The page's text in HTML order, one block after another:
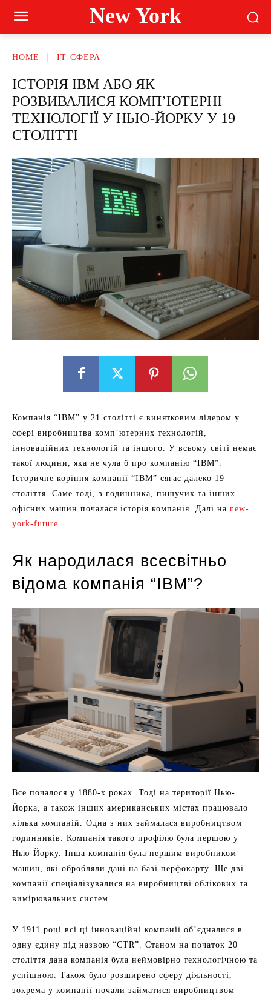
New York
HOME ІТ-СФЕРА
ІСТОРІЯ IBM АБО ЯК
РОЗВИВАЛИСЯ КОМП’ЮТЕРНІ
ТЕХНОЛОГІЇ У НЬЮ-ЙОРКУ У 19
СТОЛІТТІ
Компанія “IBM” у 21 столітті є винятковим лідером у
сфері виробництва комп’ютерних технологій,
інноваційних технологій та іншого. У всьому світі немає
такої людини, яка не чула б про компанію “IBM”.
Історичне коріння компанії “IBM” сягає далеко 19
століття. Саме тоді, з годинника, пишучих та інших
офісних машин почалася історія компанія. Далі на new-
york-future.
Як народилася всесвітньо
відома компанія “IBM”?
Все почалося у 1880-х роках. Тоді на території Нью-
Йорка, а також інших американських містах працювало
кілька компаній. Одна з них займалася виробництвом
годинників. Компанія такого профілю була першою у
Нью-Йорку. Інша компанія була першим виробником
машин, які обробляли дані на базі перфокарту. Ще дві
компанії спеціалізувалися на виробництві облікових та
вимірювальних систем.
У 1911 році всі ці інноваційні компанії об’єдналися в
одну єдину під назвою “CTR”. Станом на початок 20
століття дана компанія була неймовірно технологічною та
успішною. Також було розширено сферу діяльності,
зокрема у компанії почали займатися виробництвом